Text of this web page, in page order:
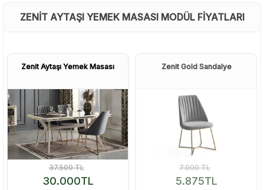
ZENIT AYTAŞI YEMEK MASASI MODÜL FIYATLARI
Zenit Aytaşı Yemek Masası
37.500TL
30.000TL
Zenit Gold Sandalye
7.000TL
5.875TL